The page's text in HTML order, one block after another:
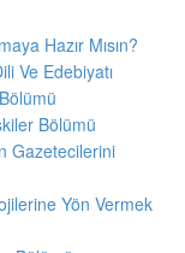
Hazır Mısın?
Ve Edebiyatı
Bölümü
Gazetecilerini
Yön Vermek